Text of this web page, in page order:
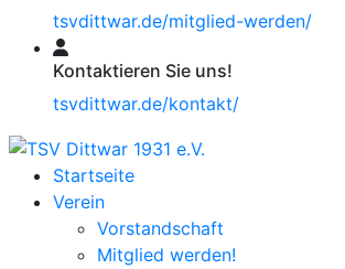
tsvdittwar.de/mitglied-werden/
Kontaktieren Sie uns!
tsvdittwar.de/kontakt/
Startseite
Verein
Vorstandschaft
Mitglied werden!